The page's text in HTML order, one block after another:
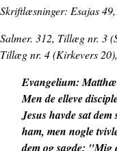
Skriftlæsninger: Esajas
Salmer. 312, Tillæg nr. 3
Tillæg nr. 4 (Kirkevers
Evangelium:
Men de elleve
Jesus havde sat
ham, men nogle
dem og sagde: "Mig